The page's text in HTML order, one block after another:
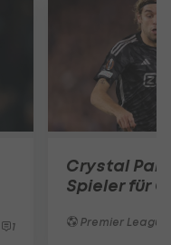
1
Crystal
Spieler für
Premier League